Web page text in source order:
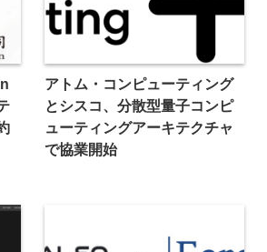
アトム・コンピューティング
とシスコ、分散型量子コンピ
ューティングアーキテクチャ
で協業開始